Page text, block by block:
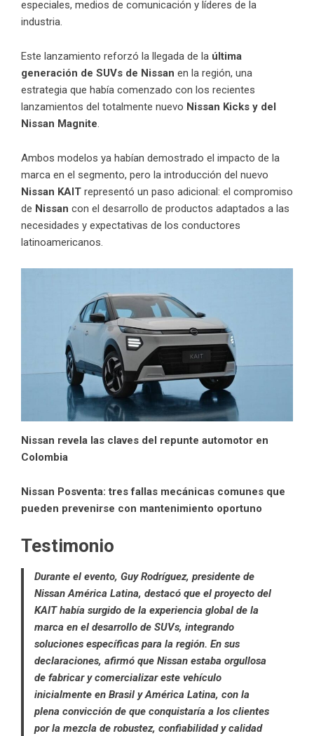
especiales, medios de comunicación y líderes de la
industria.
Este lanzamiento reforzó la llegada de la última
generación de SUVs de Nissan en la región, una
estrategia que había comenzado con los recientes
lanzamientos del totalmente nuevo Nissan Kicks y del
Nissan Magnite.
Ambos modelos ya habían demostrado el impacto de la
marca en el segmento, pero la introducción del nuevo
Nissan KAIT representó un paso adicional: el compromiso
de Nissan con el desarrollo de productos adaptados a las
necesidades y expectativas de los conductores
latinoamericanos.
Nissan revela las claves del repunte automotor en
Colombia
Nissan Posventa: tres fallas mecánicas comunes que
pueden prevenirse con mantenimiento oportuno
Testimonio
Durante el evento, Guy Rodríguez, presidente de
Nissan América Latina, destacó que el proyecto del
KAIT había surgido de la experiencia global de la
marca en el desarrollo de SUVs, integrando
soluciones específicas para la región. En sus
declaraciones, afirmó que Nissan estaba orgullosa
de fabricar y comercializar este vehículo
inicialmente en Brasil y América Latina, con la
plena convicción de que conquistaría a los clientes
por la mezcla de robustez, confiabilidad y calidad